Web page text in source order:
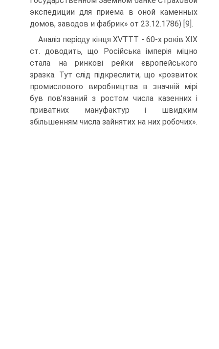
экспедиции для приема в оной каменных
домов, заводов и фабрик» от 23.12.1786) [9].
Аналіз періоду кінця XVTTT - 60-х років ХІХ
ст. доводить, що Російська імперія міцно
стала на ринкові рейки європейського
зразка. Тут слід підкреслити, що «розвиток
промислового виробництва в значній мірі
був пов’язаний з ростом числа казенних і
приватних мануфактур і швидким
збільшенням числа зайнятих на них робочих».